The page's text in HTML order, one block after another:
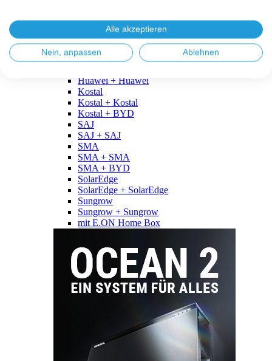
Fronius + BYD
GoodWe
GoodWe + GoodWe
GoodWe + BYD
Huawei + Huawei
Kostal
Kostal + Kostal
Kostal + BYD
SAJ
SAJ + SAJ
SMA
SMA + SMA
SMA + BYD
SolarEdge
SolarEdge + SolarEdge
Sungrow
Sungrow + Sungrow
mit E.ON Home Box
Alle akzeptieren
Nein, anpassen Ablehnen